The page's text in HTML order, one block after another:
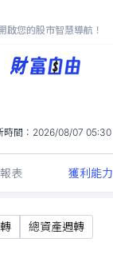
啟您的股市智慧導航！
28.85
0%
間： 2026/08/07 05:30
表 獲利能力
總資產週轉